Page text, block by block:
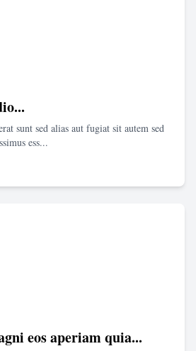
sunt sed alias aut fugiat sit autem sed
ess...
eos aperiam quia...